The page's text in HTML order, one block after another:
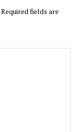
Required fields are